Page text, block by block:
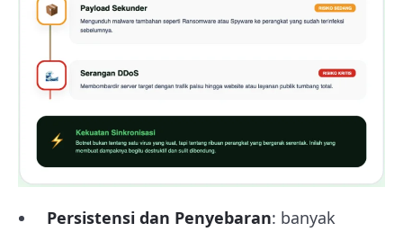
Persistensi dan Penyebaran: banyak